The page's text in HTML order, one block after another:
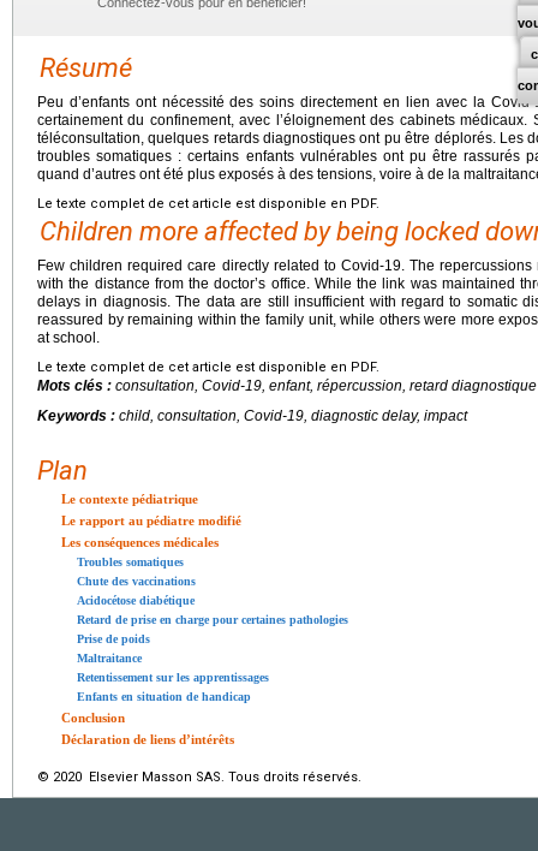
Résumé
Peu d’enfants ont nécessité des soins directement en lien avec la
certainement du confinement, avec l’éloignement des cabinets
téléconsultation, quelques retards diagnostiques ont pu être déplorés. Les
troubles somatiques : certains enfants vulnérables ont pu être rassurés
quand d’autres ont été plus exposés à des tensions, voire à de la
Le texte complet de cet article est disponible en PDF.
Children more affected by being locked
Few children required care directly related to Covid-19. The
with the distance from the doctor’s office. While the link was maintained
delays in diagnosis. The data are still insufficient with regard to somatic
reassured by remaining within the family unit, while others were more
at school.
Le texte complet de cet article est disponible en PDF.
Mots clés : consultation, Covid-19, enfant, répercussion, retard diagnostique
Keywords : child, consultation, Covid-19, diagnostic delay, impact
Plan
Le contexte pédiatrique
Le rapport au pédiatre modifié
Les conséquences médicales
Troubles somatiques
Chute des vaccinations
Acidocétose diabétique
Retard de prise en charge pour certaines pathologies
Prise de poids
Maltraitance
Retentissement sur les apprentissages
Enfants en situation de handicap
Conclusion
Déclaration de liens d’intérêts
© 2020 Elsevier Masson SAS. Tous droits réservés.